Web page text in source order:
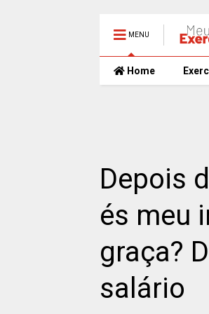
MENU
Home
Depois
és meu
graça?
salário